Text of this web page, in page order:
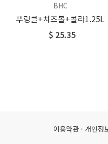
BHC
뿌링클+치즈볼+콜라1.25L
$ 25.35
이용약관 · 개인정